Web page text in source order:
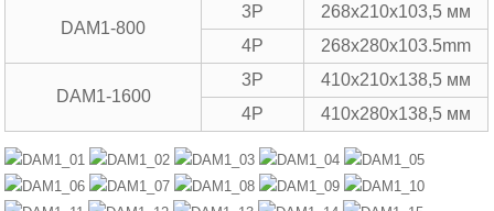
DAM1-800
3P
268x210x103,5 мм
4P
268x280x103.5mm
DAM1-1600
3P
410x210x138,5 мм
4P
410x280x138,5 мм